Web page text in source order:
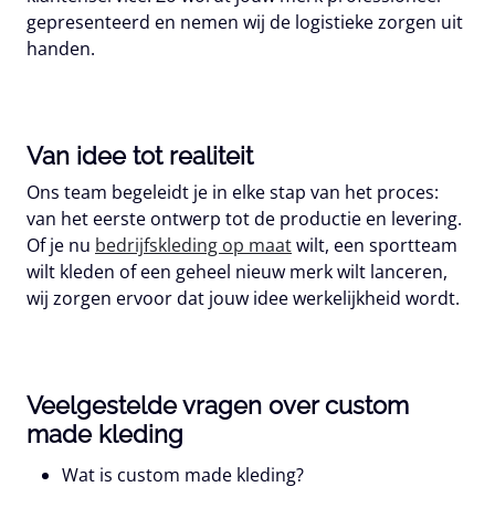
gepresenteerd en nemen wij de logistieke zorgen uit
handen.
Van idee tot realiteit
Ons team begeleidt je in elke stap van het proces:
van het eerste ontwerp tot de productie en levering.
Of je nu bedrijfskleding op maatwilt, een sportteam
wilt kleden of een geheel nieuw merk wilt lanceren,
wij zorgen ervoor dat jouw idee werkelijkheid wordt.
Veelgestelde vragen over custom
made kleding
Wat is custom made kleding?